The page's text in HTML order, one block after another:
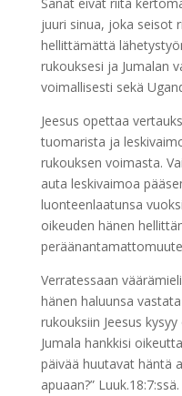
Sanat eivät riitä
juuri sinua, joka seisot
hellittämättä
rukouksesi ja Jumalan
voimallisesti sekä
Jeesus opettaa
tuomarista ja
rukouksen voimasta.
auta leskivaimoa
luonteenlaatunsa
oikeuden hänen
Verratessaan
hänen haluunsa
rukouksiin Jeesus
Jumala hankkisi
päivää huutavat häntä
apuaan?”